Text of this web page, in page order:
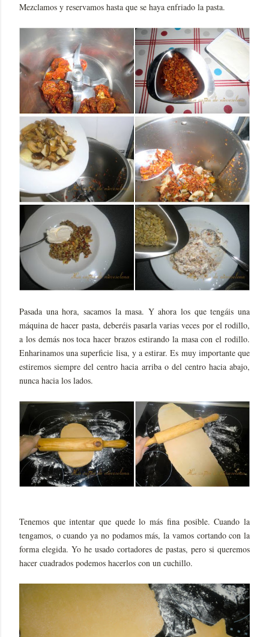
Mezclamos y reservamos hasta que se haya enfriado la pasta.
Pasada una hora, sacamos la masa. Y ahora los que tengáis una
máquina de hacer pasta, deberéis pasarla varias veces por el rodillo,
a los demás nos toca hacer brazos estirando la masa con el rodillo.
Enharinamos una superficie lisa, y a estirar. Es muy importante que
estiremos siempre del centro hacia arriba o del centro hacia abajo,
nunca hacia los lados.
Tenemos que intentar que quede lo más fina posible. Cuando la
tengamos, o cuando ya no podamos más, la vamos cortando con la
forma elegida. Yo he usado cortadores de pastas, pero si queremos
hacer cuadrados podemos hacerlos con un cuchillo.